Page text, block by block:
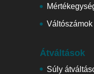
Váltószámok
Átváltások
Súly